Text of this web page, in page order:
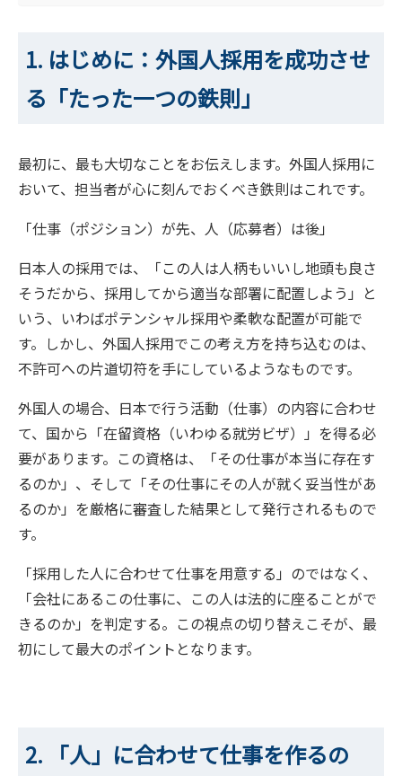
1. はじめに：外国人採用を成功させ
る「たった一つの鉄則」
最初に、最も大切なことをお伝えします。外国人採用に
おいて、担当者が心に刻んでおくべき鉄則はこれです。
「仕事（ポジション）が先、人（応募者）は後」
日本人の採用では、「この人は人柄もいいし地頭も良さ
そうだから、採用してから適当な部署に配置しよう」と
いう、いわばポテンシャル採用や柔軟な配置が可能で
す。しかし、外国人採用でこの考え方を持ち込むのは、
不許可への片道切符を手にしているようなものです。
外国人の場合、日本で行う活動（仕事）の内容に合わせ
て、国から「在留資格（いわゆる就労ビザ）」を得る必
要があります。この資格は、「その仕事が本当に存在す
るのか」、そして「その仕事にその人が就く妥当性があ
るのか」を厳格に審査した結果として発行されるもので
す。
「採用した人に合わせて仕事を用意する」のではなく、
「会社にあるこの仕事に、この人は法的に座ることがで
きるのか」を判定する。この視点の切り替えこそが、最
初にして最大のポイントとなります。
2. 「人」に合わせて仕事を作るの